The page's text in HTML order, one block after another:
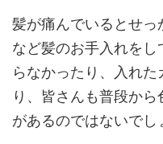
髪が痛んでいるとせ
など髪のお手入れをし
らなかったり、入れ
り、皆さんも普段か
があるのではないでし